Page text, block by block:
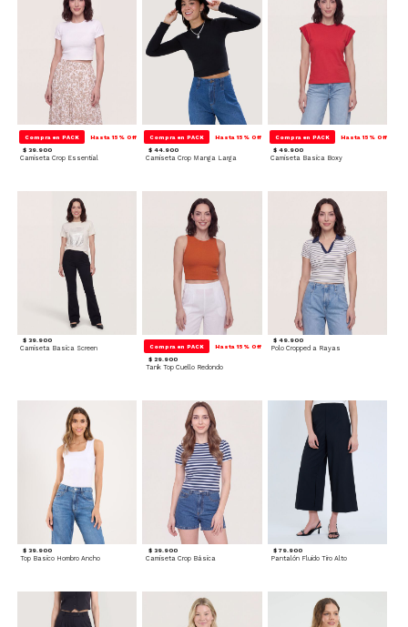
Compra en PACK Hasta 15% Off
$ 39.900
Camiseta Crop Essential
Compra en PACK Hasta 15% Off
$ 44.900
Camiseta Crop Manga Larga
Compra en PACK Hasta 15% Off
$ 49.900
Camiseta Basica Boxy
$ 39.900
Camiseta Basica Screen Compra en PACK Hasta 15% Off
$ 29.900
Tank Top Cuello Redondo
$ 49.900
Polo Cropped a Rayas
$ 39.900
Top Basico Hombro Ancho
$ 39.900
Camiseta Crop Básica
$ 79.900
Pantalón Fluido Tiro Alto